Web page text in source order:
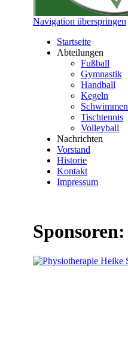
Navigation überspringen
Startseite
Abteilungen
Fußball
Gymnastik
Handball
Kegeln
Schwimmen
Tischtennis
Volleyball
Nachrichten
Vorstand
Historie
Kontakt
Impressum
Sponsoren: